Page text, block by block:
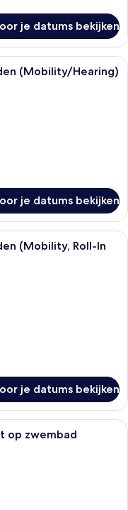
je datums bekijken
met twee bedden,
(Mobility/Hearing)
je datums bekijken
met twee bedden,
(Mobility, Roll-In
je datums bekijken
met twee bedden,
op zwembad